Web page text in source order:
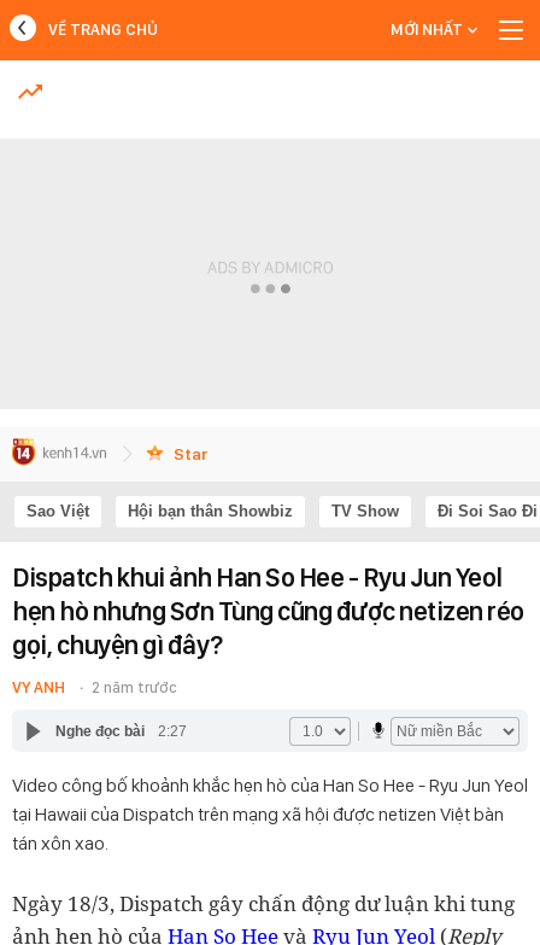
MỚI NHẤT
VỀ TRANG CHỦ MỚI NHẤT
Star
Sao Việt Hội bạn thân Showbiz TV Show Đi Soi Sao Đi
Dispatch khui ảnh Han So Hee - Ryu Jun Yeol
hẹn hò nhưng Sơn Tùng cũng được netizen réo
gọi, chuyện gì đây?
VY ANH 2 năm trước
Nghe đọc bài 2:27
Video công bố khoảnh khắc hẹn hò của Han So Hee - Ryu Jun Yeol
tại Hawaii của Dispatch trên mạng xã hội được netizen Việt bàn
tán xôn xao.
Ngày 18/3, Dispatch gây chấn động dư luận khi tung
ảnh hẹn hò của Han So Heevà Ryu Jun Yeol (Reply